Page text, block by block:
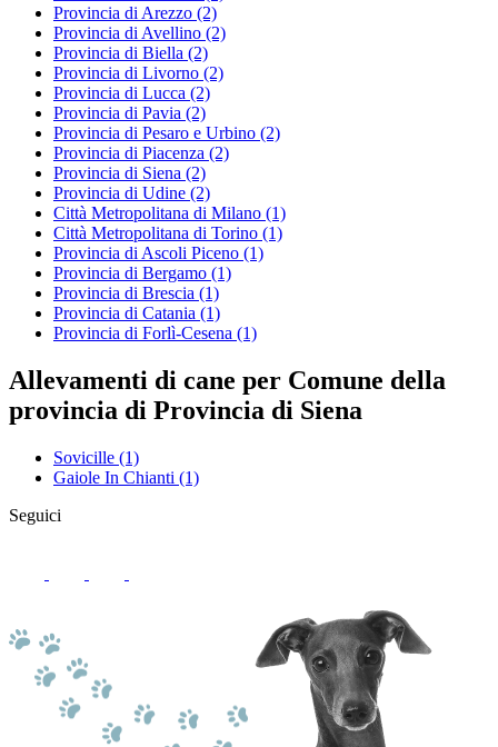
Provincia di Arezzo (2)
Provincia di Avellino (2)
Provincia di Biella (2)
Provincia di Livorno (2)
Provincia di Lucca (2)
Provincia di Pavia (2)
Provincia di Pesaro e Urbino (2)
Provincia di Piacenza (2)
Provincia di Siena (2)
Provincia di Udine (2)
Città Metropolitana di Milano (1)
Città Metropolitana di Torino (1)
Provincia di Ascoli Piceno (1)
Provincia di Bergamo (1)
Provincia di Brescia (1)
Provincia di Catania (1)
Provincia di Forlì-Cesena (1)
Allevamenti di cane per Comune della
provincia di Provincia di Siena
Sovicille (1)
Gaiole In Chianti (1)
Seguici